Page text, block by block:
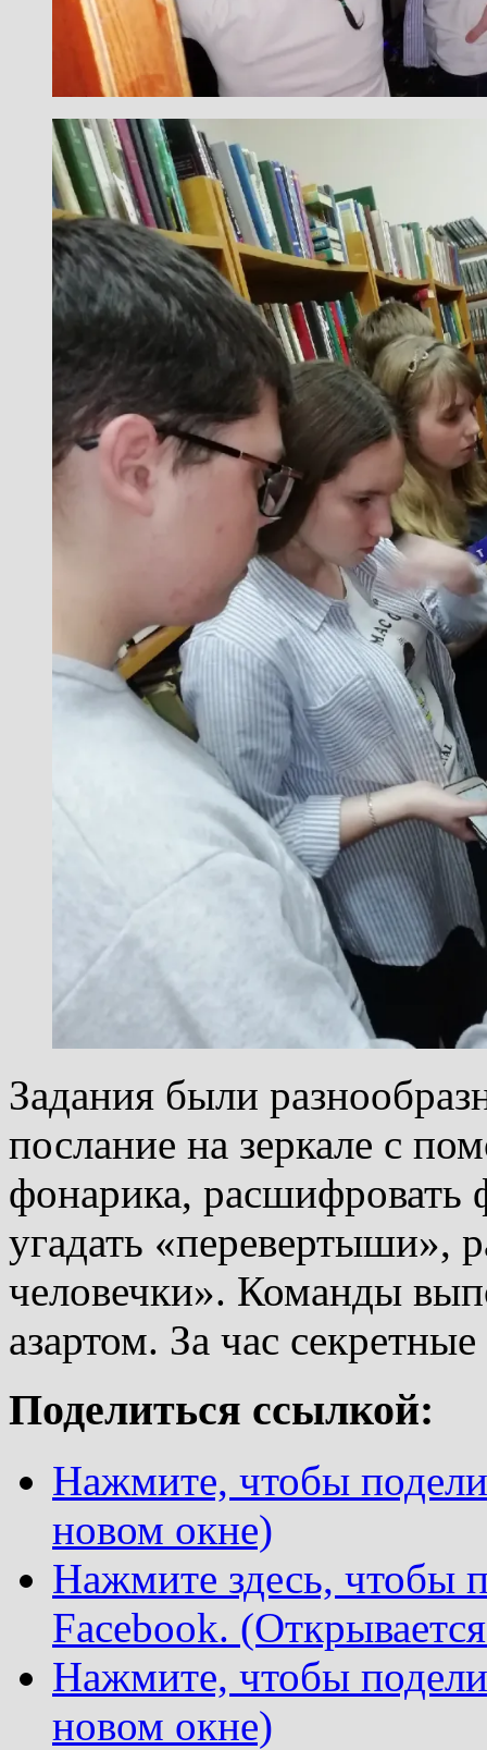
Задания были
послание на зеркале с
фонарика,
угадать «перевертыши»,
человечки». Команды
азартом. За час
Поделиться ссылкой:
Нажмите, чтобы
новом окне)
Нажмите здесь, чтобы
Facebook.
Нажмите, чтобы
новом окне)